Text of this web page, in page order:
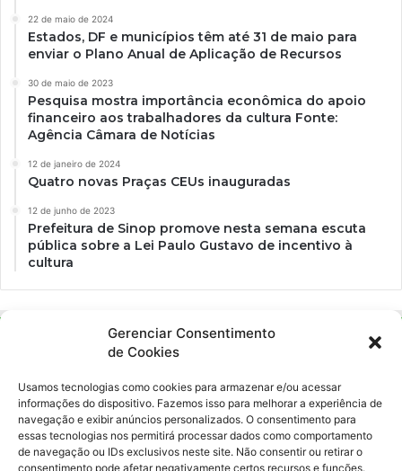
Gerenciar Consentimento
de Cookies
Usamos tecnologias como cookies para armazenar e/ou acessar
informações do dispositivo. Fazemos isso para melhorar a experiência de
navegação e exibir anúncios personalizados. O consentimento para
essas tecnologias nos permitirá processar dados como comportamento
de navegação ou IDs exclusivos neste site. Não consentir ou retirar o
consentimento pode afetar negativamente certos recursos e funções.
22 de maio de 2024
Estados, DF e municípios têm até 31 de maio para
enviar o Plano Anual de Aplicação de Recursos
30 de maio de 2023
Pesquisa mostra importância econômica do apoio
financeiro aos trabalhadores da cultura Fonte:
Agência Câmara de Notícias
12 de janeiro de 2024
Quatro novas Praças CEUs inauguradas
12 de junho de 2023
Prefeitura de Sinop promove nesta semana escuta
pública sobre a Lei Paulo Gustavo de incentivo à
cultura
Ockara é uma plataforma multicultural e criativa. Nossa proposta é
oferecer o máximo de ferramentas para realizadores e